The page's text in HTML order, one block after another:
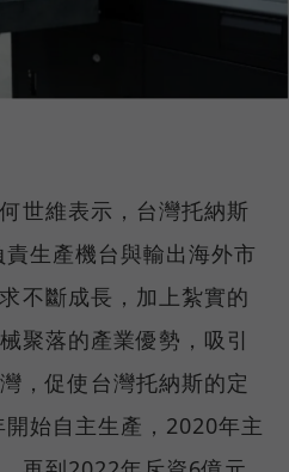
世維表示，台灣托納斯
生產機台與輸出海外市
不斷成長，加上紮實的
聚落的產業優勢，吸引
，促使台灣托納斯的定
始自主生產，2020年主